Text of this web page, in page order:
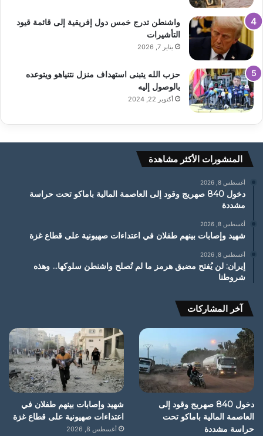
واشنطن تدرج خمس دول إفريقية إلى قائمة قيود
التأشيرات
يناير 7, 2026
حزب الله يتبنى استهداف منزل نتنياهو ويتوعده
بالوصول إليه
أكتوبر 22, 2024
المنشورات الأكثر مشاهدة
أغسطس 8, 2026
دخول 840 صهريج وقود إلى العاصمة المالية باماكو تحت حراسة
مشددة
أغسطس 8, 2026
شهيد وإصابات بينهم طفلان في اعتداءات صهيونية على قطاع غزة
أغسطس 8, 2026
إيران: لن يُفتح مضيق هرمز ما لم تُصلح واشنطن سلوكها… وهذه
شروطنا
آخر المشاركات
دخول 840 صهريج وقود إلى
العاصمة المالية باماكو تحت
حراسة مشددة
شهيد وإصابات بينهم طفلان في
اعتداءات صهيونية على قطاع غزة
أغسطس 8, 2026